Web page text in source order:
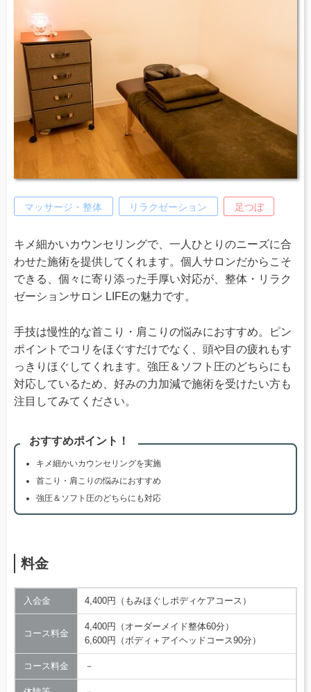
マッサージ・整体 リラクゼーション 足つぼ
キメ細かいカウンセリングで、一人ひとりのニーズに合
わせた施術を提供してくれます。個人サロンだからこそ
できる、個々に寄り添った手厚い対応が、整体・リラク
ゼーションサロン LIFEの魅力です。
手技は慢性的な首こり・肩こりの悩みにおすすめ。ピン
ポイントでコリをほぐすだけでなく、頭や目の疲れもす
っきりほぐしてくれます。強圧＆ソフト圧のどちらにも
対応しているため、好みの力加減で施術を受けたい方も
注目してみてください。
おすすめポイント！
キメ細かいカウンセリングを実施
首こり・肩こりの悩みにおすすめ
強圧＆ソフト圧のどちらにも対応
料金
入会金 4,400円（もみほぐしボディケアコース）
コース料金
4,400円（オーダーメイド整体60分）
6,600円（ボディ＋アイヘッドコース90分）
コース料金 －